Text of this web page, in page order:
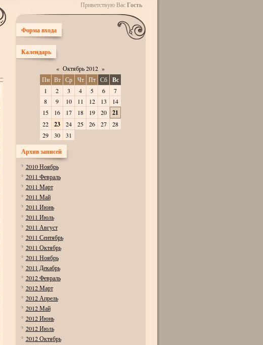
Приветствую Вас Гость
Форма входа
Календарь
« Октябрь 2012 »
Пн Вт Ср Чт Пт Сб Вс
1 2 3 4 5 6
7
8
9 10 11 12 13
14
15
16 17 18 19 20 21
22 23 24 25 26 27
28
29
30 31
Архив записей
2010 Ноябрь
2011 Февраль
2011 Март
2011 Май
2011 Июнь
2011 Июль
2011 Август
2011 Сентябрь
2011 Октябрь
2011 Ноябрь
2011 Декабрь
2012 Февраль
2012 Март
2012 Апрель
2012 Май
2012 Июнь
2012 Июль
2012 Октябрь